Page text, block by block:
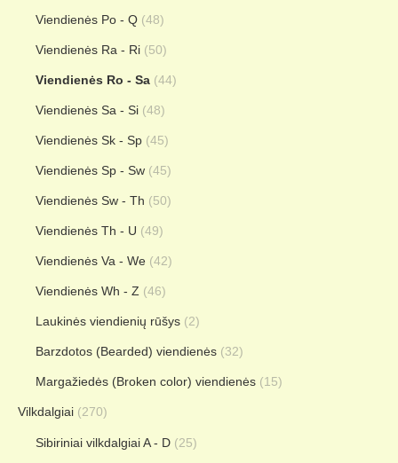
Viendienės Po - Q (48)
Viendienės Ra - Ri (50)
Viendienės Ro - Sa (44)
Viendienės Sa - Si (48)
Viendienės Sk - Sp (45)
Viendienės Sp - Sw (45)
Viendienės Sw - Th (50)
Viendienės Th - U (49)
Viendienės Va - We (42)
Viendienės Wh - Z (46)
Laukinės viendienių rūšys (2)
Barzdotos (Bearded) viendienės (32)
Margažiedės (Broken color) viendienės (15)
Vilkdalgiai (270)
Sibiriniai vilkdalgiai A - D (25)